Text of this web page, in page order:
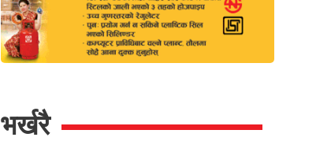
भर्खरै